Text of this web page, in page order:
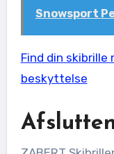
Snowsport
Find din skibrille
beskyttelse